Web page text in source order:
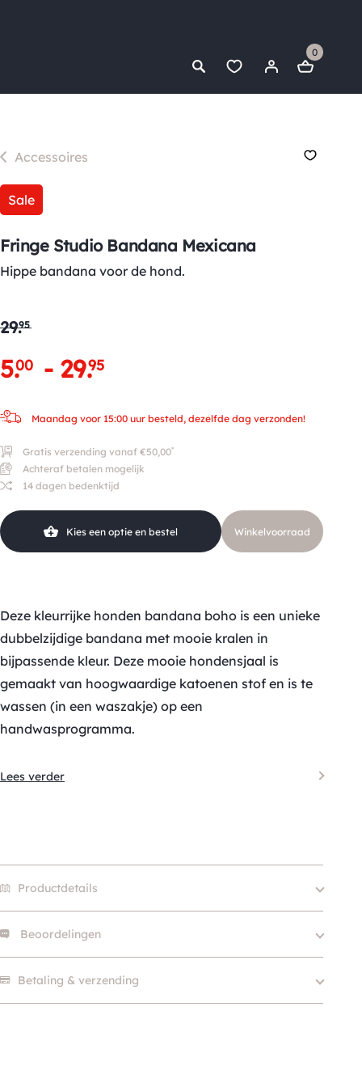
0
Accessoires
Sale
Fringe Studio Bandana Mexicana
Hippe bandana voor de hond.
29.95
5.00 - 29.95
Maandag voor 15:00 uur besteld, dezelfde dag verzonden!
Gratis verzending vanaf €50,00*
Achteraf betalen mogelijk
14 dagen bedenktijd
Kies een optie en bestel Winkelvoorraad
Deze kleurrijke honden bandana boho is een unieke
dubbelzijdige bandana met mooie kralen in
bijpassende kleur. Deze mooie hondensjaal is
gemaakt van hoogwaardige katoenen stof en is te
wassen (in een waszakje) op een
handwasprogramma.
Lees verder
Productdetails
Merk
Size
S, M, L
Hondgrootte
(10 – 25kg), Groot (> 25kg
Beoordelingen
Betaling & verzending